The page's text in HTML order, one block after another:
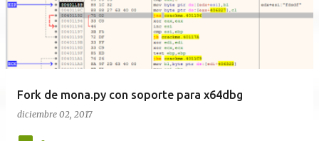
Fork de mona.py con soporte para x64dbg
diciembre 02, 2017